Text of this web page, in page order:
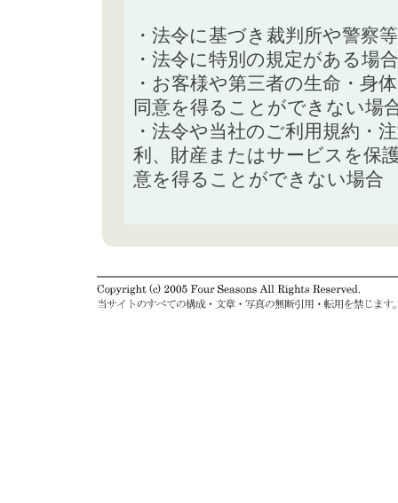
・法令に基づき裁判所や警察
・法令に特別の規定がある場合
・お客様や第三者の生命・身
同意を得ることができない場
・法令や当社のご利用規約・
利、財産またはサービスを保
意を得ることができない場合